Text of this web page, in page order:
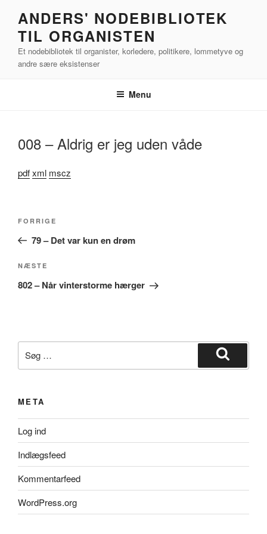
indhold
ANDERS' NODEBIBLIOTEK
TIL ORGANISTEN
Et nodebibliotek til organister, korledere, politikere, lommetyve og
andre sære eksistenser
Menu
008 – Aldrig er jeg uden våde
pdfxml mscz
Forrige
indlæg
FORRIGE
79 – Det var kun en drøm
Næste
indlæg
NÆSTE
802 – Når vinterstorme hærger
efter:
Søg
META
Log ind
Indlægsfeed
Kommentarfeed
WordPress.org